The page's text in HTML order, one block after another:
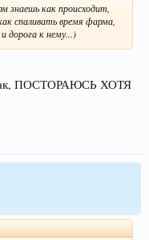
знаешь как происходит,
спаливать время фарма,
дорога к нему...)
как, ПОСТОРАЮСЬ ХОТЯ